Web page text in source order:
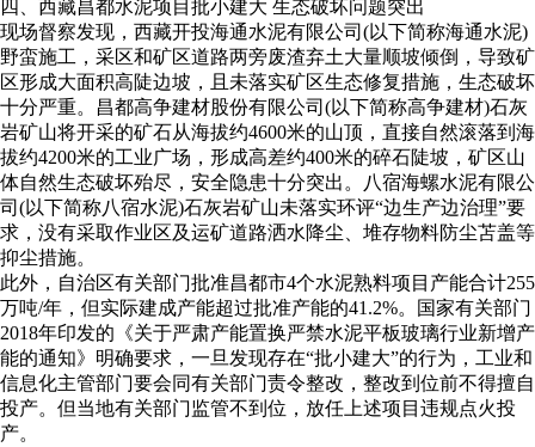
四、西藏昌都水泥项目批小建大 生态破坏问题突出
现场督察发现，西藏开投海通水泥有限公司(以下简称海通水泥)
野蛮施工，采区和矿区道路两旁废渣弃土大量顺坡倾倒，导致矿
区形成大面积高陡边坡，且未落实矿区生态修复措施，生态破坏
十分严重。昌都高争建材股份有限公司(以下简称高争建材)石灰
岩矿山将开采的矿石从海拔约4600米的山顶，直接自然滚落到海
拔约4200米的工业广场，形成高差约400米的碎石陡坡，矿区山
体自然生态破坏殆尽，安全隐患十分突出。八宿海螺水泥有限公
司(以下简称八宿水泥)石灰岩矿山未落实环评“边生产边治理”要
求，没有采取作业区及运矿道路洒水降尘、堆存物料防尘苫盖等
抑尘措施。
此外，自治区有关部门批准昌都市4个水泥熟料项目产能合计255
万吨/年，但实际建成产能超过批准产能的41.2%。国家有关部门
2018年印发的《关于严肃产能置换严禁水泥平板玻璃行业新增产
能的通知》明确要求，一旦发现存在“批小建大”的行为，工业和
信息化主管部门要会同有关部门责令整改，整改到位前不得擅自
投产。但当地有关部门监管不到位，放任上述项目违规点火投
产。